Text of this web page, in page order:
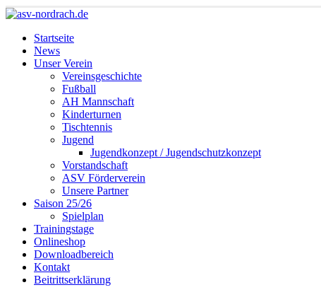
Startseite
News
Unser Verein
Vereinsgeschichte
Fußball
AH Mannschaft
Kinderturnen
Tischtennis
Jugend
Jugendkonzept / Jugendschutzkonzept
Vorstandschaft
ASV Förderverein
Unsere Partner
Saison 25/26
Spielplan
Trainingstage
Onlineshop
Downloadbereich
Kontakt
Beitrittserklärung